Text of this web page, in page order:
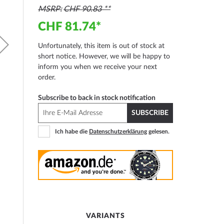
MSRP CHF 90.83
CHF 81.74
Unfortunately, this item is out of stock at
short notice. However, we will be happy to
inform you when we receive your next
order.
Subscribe to back in stock notification
SUBSCRIBE
Ich habe die Datenschutzerklärung gelesen.
VARIANTS